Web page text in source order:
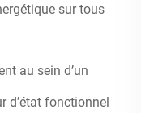
sur tous
au sein d’un
d’état fonctionnel